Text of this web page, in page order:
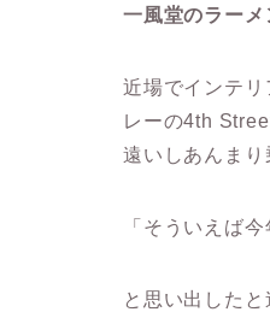
一風堂のラーメ
近場でインテ
レーの4th
遠いしあんまり
「そういえば
と思い出したと